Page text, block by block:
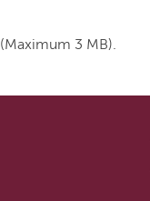
(Maximum 3 MB).